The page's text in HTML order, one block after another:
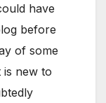
have
before
of some
is new to